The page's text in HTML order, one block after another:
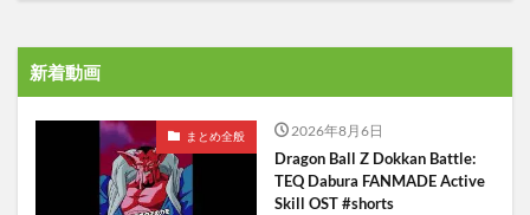
新着動画
まとめ全般 2026年8月6日
Dragon Ball Z Dokkan Battle:
TEQ Dabura FANMADE Active
Skill OST #shorts